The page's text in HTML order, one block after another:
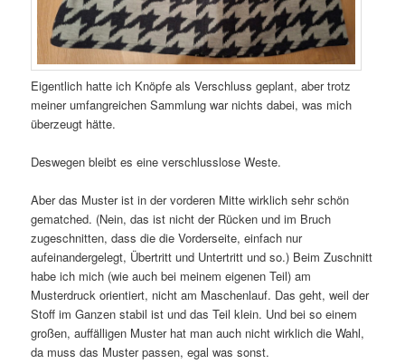
Eigentlich hatte ich Knöpfe als Verschluss geplant, aber trotz
meiner umfangreichen Sammlung war nichts dabei, was mich
überzeugt hätte.
Deswegen bleibt es eine verschlusslose Weste.
Aber das Muster ist in der vorderen Mitte wirklich sehr schön
gematched. (Nein, das ist nicht der Rücken und im Bruch
zugeschnitten, dass die die Vorderseite, einfach nur
aufeinandergelegt, Übertritt und Untertritt und so.) Beim Zuschnitt
habe ich mich (wie auch bei meinem eigenen Teil) am
Musterdruck orientiert, nicht am Maschenlauf. Das geht, weil der
Stoff im Ganzen stabil ist und das Teil klein. Und bei so einem
großen, auffälligen Muster hat man auch nicht wirklich die Wahl,
da muss das Muster passen, egal was sonst.